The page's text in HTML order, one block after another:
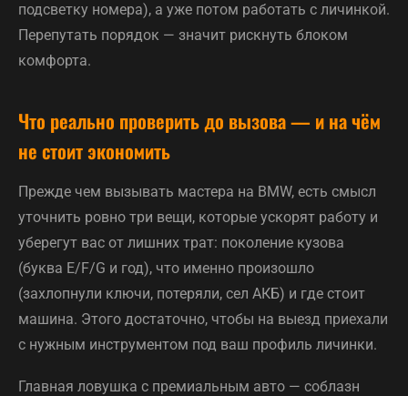
подсветку номера), а уже потом работать с личинкой.
Перепутать порядок — значит рискнуть блоком
комфорта.
Что реально проверить до вызова — и на чём
не стоит экономить
Прежде чем вызывать мастера на BMW, есть смысл
уточнить ровно три вещи, которые ускорят работу и
уберегут вас от лишних трат: поколение кузова
(буква E/F/G и год), что именно произошло
(захлопнули ключи, потеряли, сел АКБ) и где стоит
машина. Этого достаточно, чтобы на выезд приехали
с нужным инструментом под ваш профиль личинки.
Главная ловушка с премиальным авто — соблазн